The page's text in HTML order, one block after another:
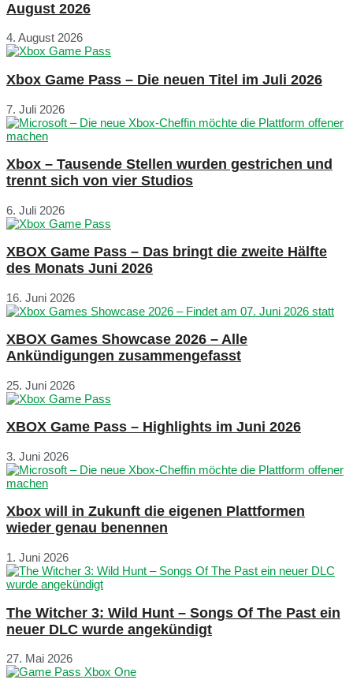
August 2026
4. August 2026
Xbox Game Pass – Die neuen Titel im Juli 2026
7. Juli 2026
Xbox – Tausende Stellen wurden gestrichen und
trennt sich von vier Studios
6. Juli 2026
XBOX Game Pass – Das bringt die zweite Hälfte
des Monats Juni 2026
16. Juni 2026
XBOX Games Showcase 2026 – Alle
Ankündigungen zusammengefasst
25. Juni 2026
XBOX Game Pass – Highlights im Juni 2026
3. Juni 2026
Xbox will in Zukunft die eigenen Plattformen
wieder genau benennen
1. Juni 2026
The Witcher 3: Wild Hunt – Songs Of The Past ein
neuer DLC wurde angekündigt
27. Mai 2026